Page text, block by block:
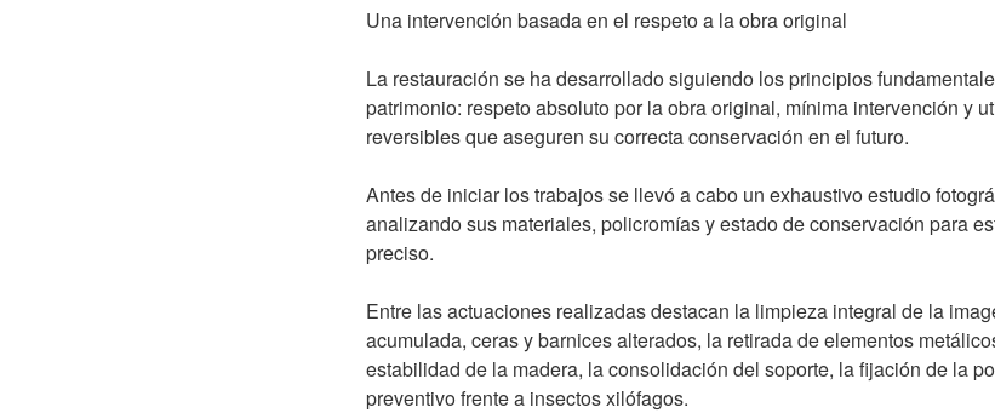
Una intervención basada en el respeto a la obra original
La restauración se ha desarrollado siguiendo los principios
patrimonio: respeto absoluto por la obra original, mínima intervención y
reversibles que aseguren su correcta conservación en el futuro.
Antes de iniciar los trabajos se llevó a cabo un exhaustivo estudio
analizando sus materiales, policromías y estado de conservación para
preciso.
Entre las actuaciones realizadas destacan la limpieza integral de la
acumulada, ceras y barnices alterados, la retirada de elementos
estabilidad de la madera, la consolidación del soporte, la fijación de la
preventivo frente a insectos xilófagos.